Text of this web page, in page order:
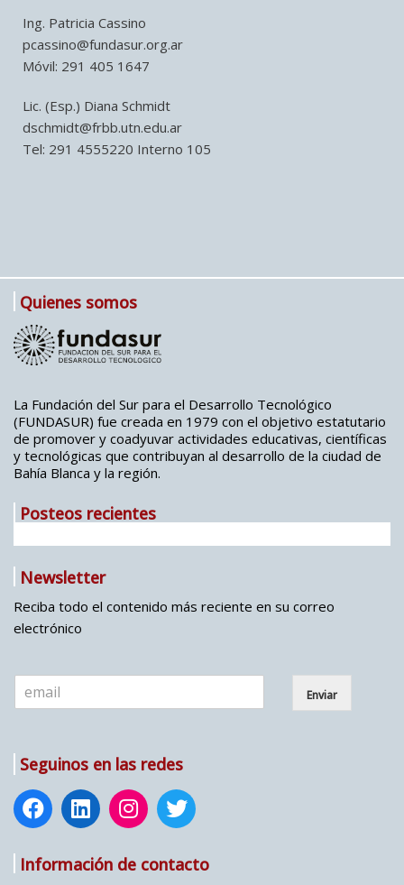
Ing. Patricia Cassino
pcassino@fundasur.org.ar
Móvil: 291 405 1647
Lic. (Esp.) Diana Schmidt
dschmidt@frbb.utn.edu.ar
Tel: 291 4555220 Interno 105
Quienes somos
La Fundación del Sur para el Desarrollo Tecnológico
(FUNDASUR) fue creada en 1979 con el objetivo estatutario
de promover y coadyuvar actividades educativas, científicas
y tecnológicas que contribuyan al desarrollo de la ciudad de
Bahía Blanca y la región.
Posteos recientes
Newsletter
Reciba todo el contenido más reciente en su correo
electrónico
m
l
*
Enviar
Seguinos en las redes
Información de contacto